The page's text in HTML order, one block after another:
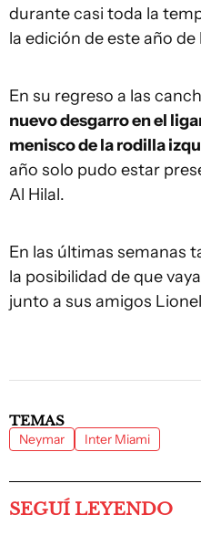
durante casi toda la
la edición de este año
En su regreso a las
nuevo desgarro en el
menisco de la rodilla
año solo pudo estar
Al Hilal.
En las últimas semanas
la posibilidad de que
junto a sus amigos
TEMAS
Neymar Inter Miami
SEGUÍ LEYENDO